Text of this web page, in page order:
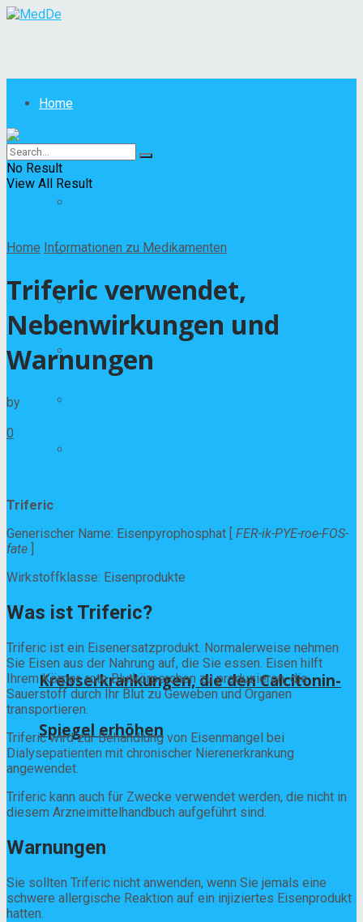
Home
Krankheiten
Andere Krankheiten
Hautkrankheiten
Krebserkrankungen, die den Calcitonin-
Spiegel erhöhen
No Result
View All Result
Home Informationen zu Medikamenten
Triferic verwendet,
Nebenwirkungen und
Warnungen
by
Viktor Rosenzweig (Doktor der Pharmazie)
0
Triferic
Generischer Name: Eisenpyrophosphat [ FER-ik-PYE-roe-FOS-
fate ]
Wirkstoffklasse: Eisenprodukte
Was ist Triferic?
Triferic ist ein Eisenersatzprodukt. Normalerweise nehmen
Sie Eisen aus der Nahrung auf, die Sie essen. Eisen hilft
Ihrem Körper, rote Blutkörperchen zu produzieren, die
Sauerstoff durch Ihr Blut zu Geweben und Organen
transportieren.
Triferic wird zur Behandlung von Eisenmangel bei
Dialysepatienten mit chronischer Nierenerkrankung
angewendet.
Triferic kann auch für Zwecke verwendet werden, die nicht in
diesem Arzneimittelhandbuch aufgeführt sind.
Warnungen
Sie sollten Triferic nicht anwenden, wenn Sie jemals eine
schwere allergische Reaktion auf ein injiziertes Eisenprodukt
hatten.